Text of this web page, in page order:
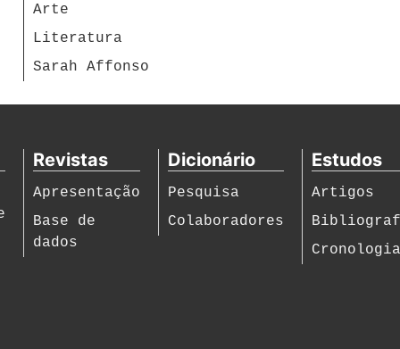
Arte
Literatura
Sarah Affonso
Revistas
Apresentação
Base de
dados
Dicionário
Pesquisa
Colaboradores
Estudos
Artigos